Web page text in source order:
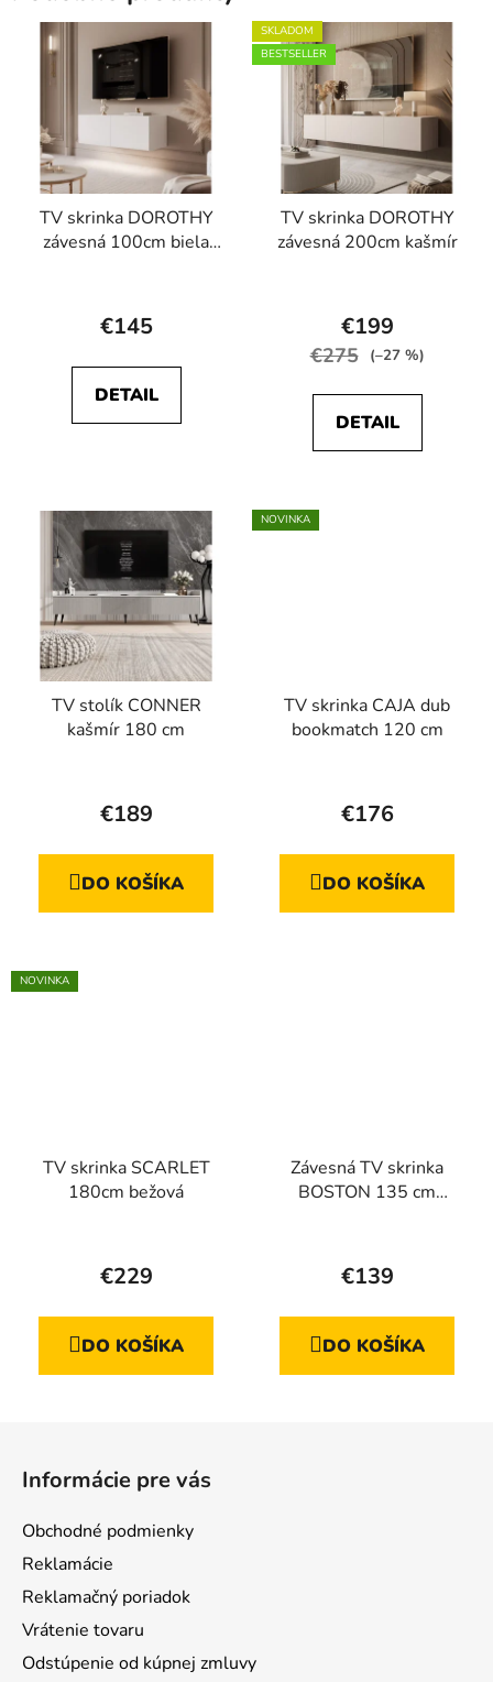
TV skrinka DOROTHY
závesná 100cm biela
€145
DETAIL
SKLADOM
BESTSELLER
TV skrinka DOROTHY
závesná 200cm kašmír
hodnotenie
produktu
4,2
z
€199
€275 (–27 %)
DETAIL
TV stolík CONNER
kašmír 180 cm
hodnotenie
je
5,0
€189
DO KOŠÍKA
NOVINKA
TV skrinka CAJA dub
bookmatch 120 cm
€176
DO KOŠÍKA
NOVINKA
TV skrinka SCARLET
180cm bežová
€229
DO KOŠÍKA
Závesná TV skrinka
BOSTON 135 cm
€139
DO KOŠÍKA
Informácie pre vás
Obchodné podmienky
Reklamácie
Reklamačný poriadok
Vrátenie tovaru
Odstúpenie od kúpnej zmluvy